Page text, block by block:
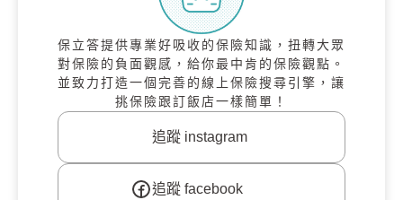
保立答提供專業好吸收的保險知識，扭轉大眾
對保險的負面觀感，給你最中肯的保險觀點。
並致力打造一個完善的線上保險搜尋引擎，讓
挑保險跟訂飯店一樣簡單！
追蹤 instagram
追蹤 facebook